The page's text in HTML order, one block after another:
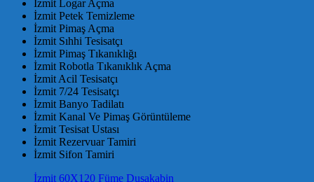
İzmit Logar Açma
İzmit Petek Temizleme
İzmit Pimaş Açma
İzmit Sıhhi Tesisatçı
İzmit Pimaş Tıkanıklığı
İzmit Robotla Tıkanıklık Açma
İzmit Acil Tesisatçı
İzmit 7/24 Tesisatçı
İzmit Banyo Tadilatı
İzmit Kanal Ve Pimaş Görüntüleme
İzmit Tesisat Ustası
İzmit Rezervuar Tamiri
İzmit Sifon Tamiri
İzmit 60X120 Füme Duşakabin